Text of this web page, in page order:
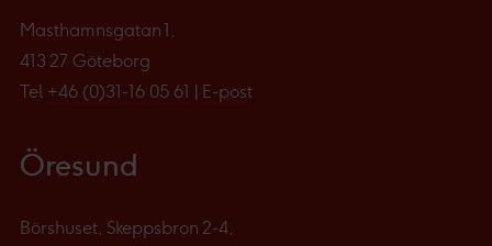
Masthamnsgatan 1,
413 27 Göteborg
Tel +46 (0)31-16 05 61 | E-post
Öresund
Börshuset, Skeppsbron 2-4,